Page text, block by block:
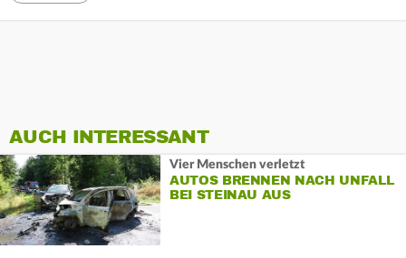
AUCH INTERESSANT
Vier Menschen verletzt
AUTOS BRENNEN NACH UNFALL
BEI STEINAU AUS